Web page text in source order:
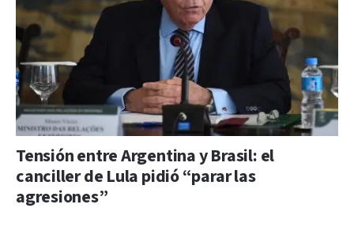
Tensión entre Argentina y Brasil: el
canciller de Lula pidió “parar las
agresiones”